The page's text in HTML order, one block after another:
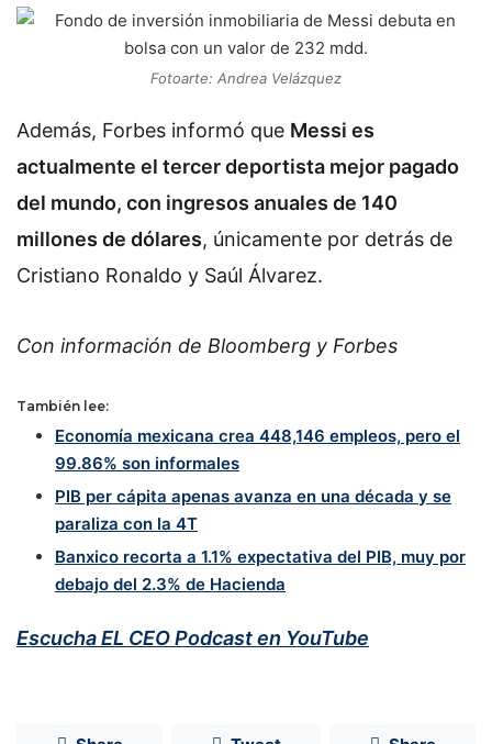
Fotoarte: Andrea Velázquez
Además, Forbes informó que Messi es
actualmente el tercer deportista mejor pagado
del mundo, con ingresos anuales de 140
millones de dólares, únicamente por detrás de
Cristiano Ronaldo y Saúl Álvarez.
Con información de Bloomberg y Forbes
También lee:
Economía mexicana crea 448,146 empleos, pero el
99.86% son informales
PIB per cápita apenas avanza en una década y se
paraliza con la 4T
Banxico recorta a 1.1% expectativa del PIB, muy por
debajo del 2.3% de Hacienda
Escucha EL CEO Podcast en YouTube